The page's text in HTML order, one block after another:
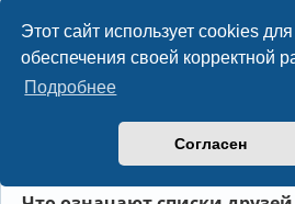
Этот сайт использует cookies для
обеспечения своей корректной
Подробнее
Согласен
Администратор конференции сможет в
меры.
Друзья и недруги